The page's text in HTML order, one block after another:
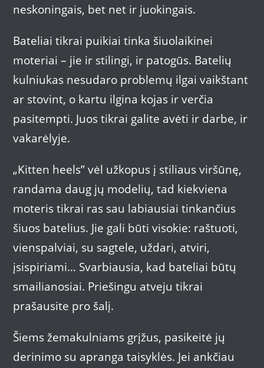
neskoningais, bet net ir juokingais.
Bateliai tikrai puikiai tinka šiuolaikinei
moteriai – jie ir stilingi, ir patogūs. Batelių
kulniukas nesudaro problemų ilgai vaikštant
ar stovint, o kartu ilgina kojas ir verčia
pasitempti. Juos tikrai galite avėti ir darbe, ir
vakarėlyje.
„Kitten heels” vėl užkopus į stiliaus viršūnę,
randama daug jų modelių, tad kiekviena
moteris tikrai ras sau labiausiai tinkančius
šiuos batelius. Jie gali būti visokie: raštuoti,
vienspalviai, su sagtele, uždari, atviri,
įsispiriami… Svarbiausia, kad bateliai būtų
smailianosiai. Priešingu atveju tikrai
prašausite pro šalį.
Šiems žemakulniams grįžus, pasikeitė jų
derinimo su apranga taisyklės. Jei ankčiau